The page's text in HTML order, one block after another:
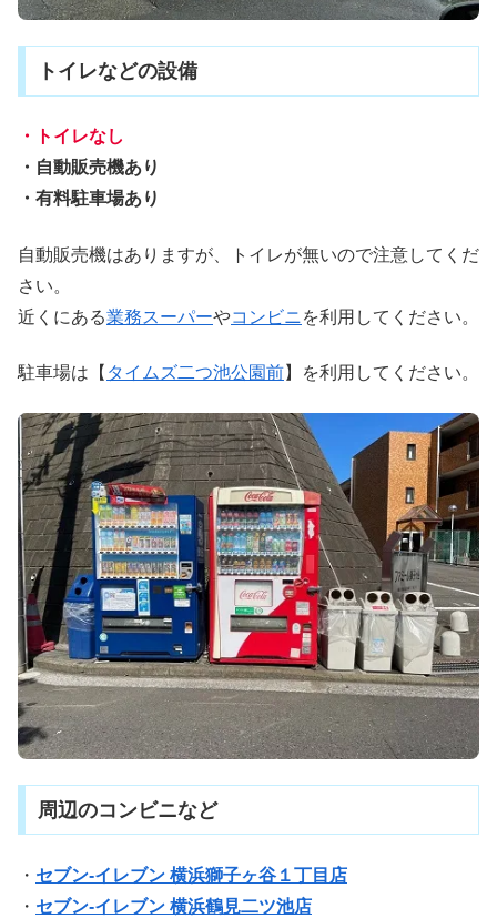
トイレなどの設備
・トイレなし
・自動販売機あり
・有料駐車場あり
自動販売機はありますが、トイレが無いので注意してくだ
さい。
近くにある業務スーパーやコンビニを利用してください。
駐車場は【 タイムズ二つ池公園前】を利用してください。
周辺のコンビニなど
・ セブン-イレブン 横浜獅子ヶ谷１丁目店
・ セブン-イレブン 横浜鶴見二ツ池店